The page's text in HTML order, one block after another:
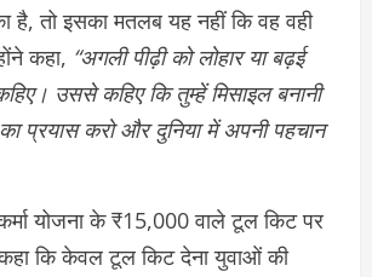
है, तो इसका मतलब यह नहीं कि वह वही
कहा, “अगली पीढ़ी को लोहार या बढ़ई
उससे कहिए कि तुम्हें मिसाइल बनानी
प्रयास करो और दुनिया में अपनी पहचान
योजना के ₹15,000 वाले टूल किट पर
कि केवल टूल किट देना युवाओं की